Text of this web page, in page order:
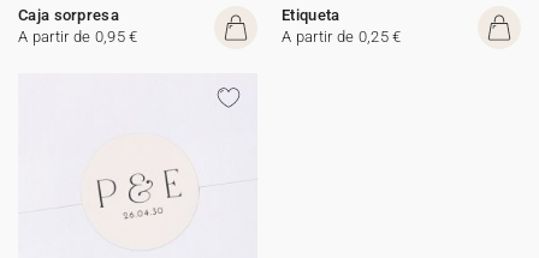
Caja sorpresa
A partir de 0,95 €
Etiqueta
A partir de 0,25 €